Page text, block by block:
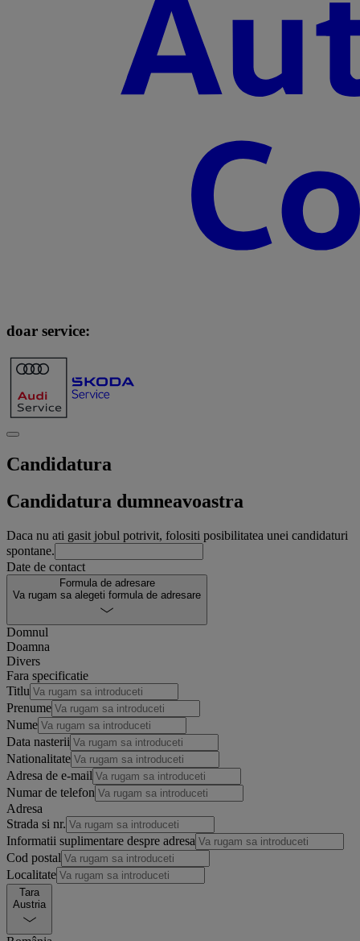
doar service:
Candidatura
Candidatura dumneavoastra
Daca nu ati gasit jobul potrivit, folositi posibilitatea unei candidaturi
spontane.
Date de contact
Formula de adresare
Va rugam sa alegeti formula de adresare
Domnul
Doamna
Divers
Fara specificatie
Titlu
Prenume
Nume
Data nasterii
Nationalitate
Adresa de e-mail
Numar de telefon
Adresa
Strada si nr.
Informatii suplimentare despre adresa
Cod postal
Localitate
Tara
Austria